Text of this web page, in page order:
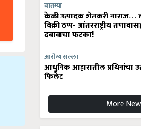
बातम्या
केळी उत्पादक शेतकरी नाराज…
विक्री ठप्प- आंतरराष्ट्रीय
दबावाचा फटका!
आरोग्य सल्ला
आधुनिक आहारातील प्रथिनांचा
फिलेट
More